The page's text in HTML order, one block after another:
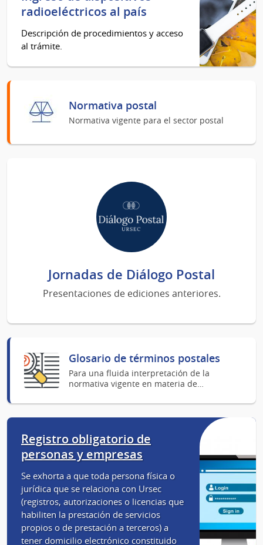
de
financiamiento
servicio
uni
radioeléctricos al país
Descripción de procedimientos y acceso
al trámite.
Normativa postal
Normativa vigente para el sector postal
Jornadas de Diálogo Postal
Presentaciones de ediciones anteriores.
Glosario de términos postales
Para una fluida interpretación de la
normativa vigente en materia de…
Registro obligatorio de
personas y empresas
Se exhorta a que toda persona física o
jurídica que se relaciona con Ursec
(registros, autorizaciones o licencias que
habiliten la prestación de servicios
propios o de prestación a terceros) a
tener domicilio electrónico constituido